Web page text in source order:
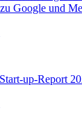
Google und
up-Report